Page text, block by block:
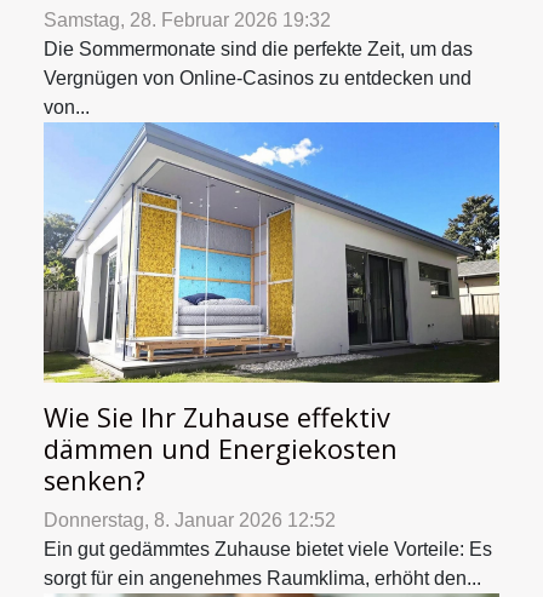
Samstag, 28. Februar 2026 19:32
Die Sommermonate sind die perfekte Zeit, um das
Vergnügen von Online-Casinos zu entdecken und
von...
Wie Sie Ihr Zuhause effektiv
dämmen und Energiekosten
senken?
Donnerstag, 8. Januar 2026 12:52
Ein gut gedämmtes Zuhause bietet viele Vorteile: Es
sorgt für ein angenehmes Raumklima, erhöht den...